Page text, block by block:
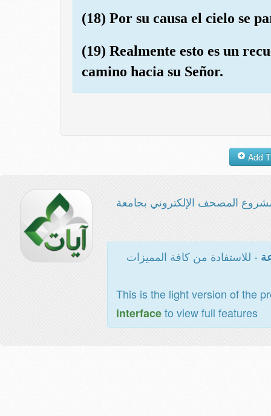
(18) Por su causa el cielo se
(19) Realmente esto es un
camino hacia su Señor.
المصحف الإلكتروني بجامعة
- للاستفادة من كافة المميزات
This is the light version of the
interfaceto view full features